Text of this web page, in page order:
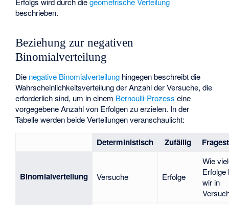
beschrieben.
Beziehung zur negativen
Binomialverteilung
Die negative Binomialverteilung hingegen beschreibt die
Wahrscheinlichkeitsverteilung der Anzahl der Versuche, die
erforderlich sind, um in einem Bernoulli-Prozess eine
vorgegebene Anzahl von Erfolgen zu erzielen. In der
Tabelle werden beide Verteilungen veranschaulicht:
Deterministisch Zufällig
Binomialverteilung Versuche Erfolge
Wie
Erfolge
wir in